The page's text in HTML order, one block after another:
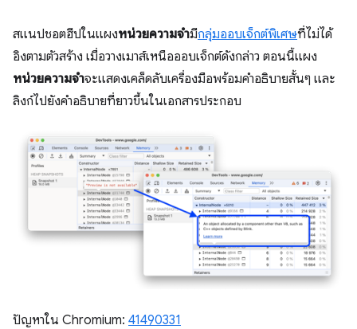
สแนปชอตฮีปในแผงหน่วยความจำมีกลุ่มออบเจ็กต์พิเศษที่ไม่ได้
อิงตามตัวสร้าง เมื่อวางเมาส์เหนือออบเจ็กต์ดังกล่าว ตอนนี้แผง
หน่วยความจำจะแสดงเคล็ดลับเครื่องมือพร้อมคำอธิบายสั้นๆ และ
ลิงก์ไปยังคำอธิบายที่ยาวขึ้นในเอกสารประกอบ
ปัญหาใน Chromium: 41490331